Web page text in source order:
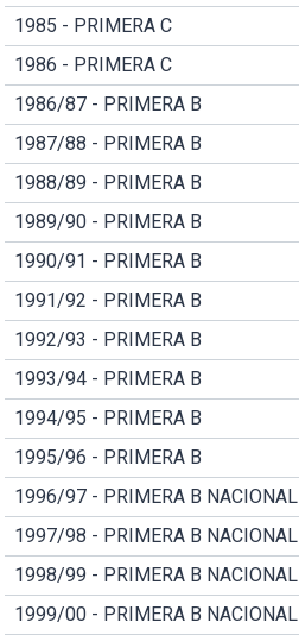
1985 - PRIMERA C
1986 - PRIMERA C
1986/87 - PRIMERA B
1987/88 - PRIMERA B
1988/89 - PRIMERA B
1989/90 - PRIMERA B
1990/91 - PRIMERA B
1991/92 - PRIMERA B
1992/93 - PRIMERA B
1993/94 - PRIMERA B
1994/95 - PRIMERA B
1995/96 - PRIMERA B
1996/97 - PRIMERA B NACIONAL
1997/98 - PRIMERA B NACIONAL
1998/99 - PRIMERA B NACIONAL
1999/00 - PRIMERA B NACIONAL